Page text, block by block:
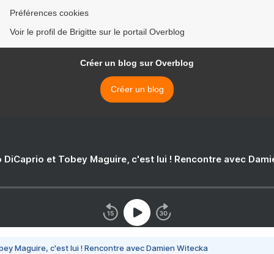
Préférences cookies
Voir le profil de Brigitte sur le portail Overblog
Créer un blog sur Overblog
Créer un blog
DiCaprio et Tobey Maguire, c'est lui ! Rencontre avec
Maguire, c'est lui ! Rencontre avec Damien Witecka